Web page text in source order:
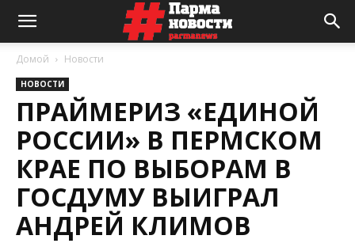
Домой Новости
НОВОСТИ
ПРАЙМЕРИЗ «ЕДИНОЙ
РОССИИ» В ПЕРМСКОМ
КРАЕ ПО ВЫБОРАМ В
ГОСДУМУ ВЫИГРАЛ
АНДРЕЙ КЛИМОВ